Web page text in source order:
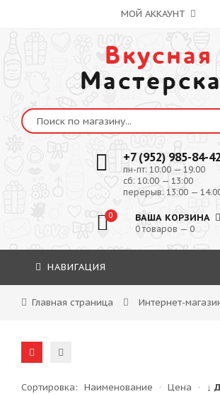
МОЙ АККАУНТ
Вкусная
+7 (952) 985-84-42
пн-пт: 10:00 — 19:00
сб: 10:00 — 13:00
перерыв: 13:00 —
0 ВАША КОРЗИНА
0 товаров — 0
НАВИГАЦИЯ
Главная страница Интернет-
Сортировка: Наименование · Цена ·
↓